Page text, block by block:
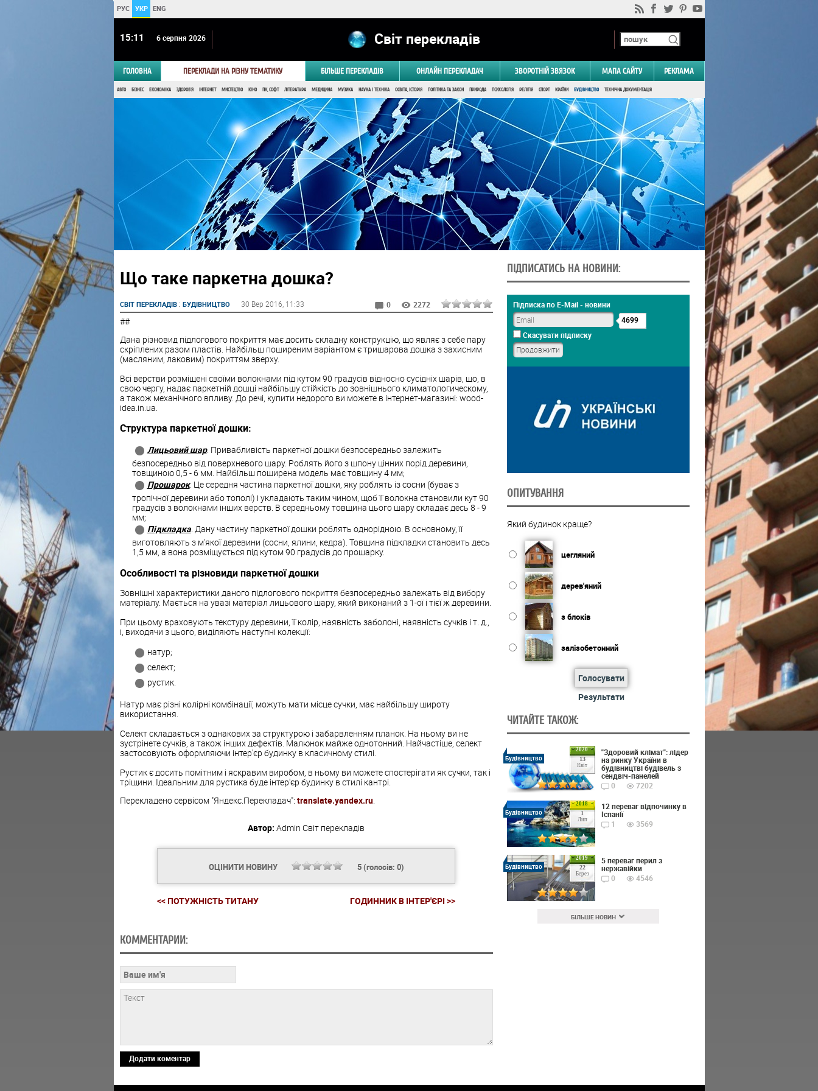
РУС УКР ENG
15 11 6 серпня 2026 Світ перекладів
ГОЛОВНА ПЕРЕКЛАДИ НА РІЗНУ ТЕМАТИКУ БІЛЬШЕ ПЕРЕКЛАДІВ ОНЛАЙН ПЕРЕКЛАДАЧ ЗВОРОТНІЙ ЗВЯЗОК МАПА САЙТУ РЕКЛАМА
АВТО БІЗНЕС ЕКОНОМІКА ЗДОРОВ'Я ІНТЕРНЕТ МИСТЕЦТВО КІНО ПК, СОФТ ЛІТЕРАТУРА МЕДИЦИНА МУЗИКА НАУКА І ТЕХНІКА ОСВІТА, ІСТОРІЯ ПОЛІТИКА ТА ЗАКОН ПРИРОДА ПСИХОЛОГІЯ РЕЛІГІЯ СПОРТ КРАЇНИ БУДІВНИЦТВО ТЕХНІЧНА ДОКУМЕНТАЦІЯ
Що таке паркетна дошка?
СВІТ ПЕРЕКЛАДІВ: БУДІВНИЦТВО 30 Вер 2016 , 11:33 0 2272
##
Дана різновид підлогового покриття має досить складну конструкцію, що являє з себе пару
скріплених разом пластів. Найбільш поширеним варіантом є тришарова дошка з захисним
(масляним, лаковим) покриттям зверху.
Всі верстви розміщені своїми волокнами під кутом 90 градусів відносно сусідніх шарів, що, в
свою чергу, надає паркетній дошці найбільшу стійкість до зовнішнього климатологическому,
а також механічного впливу. До речі, купити недорого ви можете в інтернет-магазині: wood-
idea.in.ua.
Структура паркетної дошки:
Лицьовий шар. Привабливість паркетної дошки безпосередньо залежить
безпосередньо від поверхневого шару. Роблять його з шпону цінних порід деревини,
товщиною 0,5 - 6 мм. Найбільш поширена модель має товщину 4 мм;
Прошарок. Це середня частина паркетної дошки, яку роблять із сосни (буває з
тропічної деревини або тополі) і укладають таким чином, щоб її волокна становили кут 90
градусів з волокнами інших верств. В середньому товщина цього шару складає десь 8 - 9
мм;
Підкладка. Дану частину паркетної дошки роблять однорідною. В основному, її
виготовляють з м'якої деревини (сосни, ялини, кедра). Товщина підкладки становить десь
1,5 мм, а вона розміщується під кутом 90 градусів до прошарку.
Особливості та різновиди паркетної дошки
Зовнішні характеристики даного підлогового покриття безпосередньо залежать від вибору
матеріалу. Мається на увазі матеріал лицьового шару, який виконаний з 1-ої і тієї ж деревини.
При цьому враховують текстуру деревини, її колір, наявність заболоні, наявність сучків і т. д.,
і, виходячи з цього, виділяють наступні колекції:
натур;
селект;
рустик.
Натур має різні колірні комбінації, можуть мати місце сучки, має найбільшу широту
використання.
Селект складається з однакових за структурою і забарвленням планок. На ньому ви не
зустрінете сучків, а також інших дефектів. Малюнок майже однотонний. Найчастіше, селект
застосовують оформляючи інтер'єр будинку в класичному стилі.
Рустик є досить помітним і яскравим виробом, в ньому ви можете спостерігати як сучки, так і
тріщини. Ідеальним для рустика буде інтер'єр будинку в стилі кантрі.
Перекладено сервісом "Яндекс.Перекладач": translate.yandex.ru.
Автор: Admin Світ перекладів
ОЦІНИТИ НОВИНУ 5(голосів: 0)
<< ПОТУЖНІСТЬ ТИТАНУ ГОДИННИК В ІНТЕР'ЄРІ >>
КОММЕНТАРИИ:
Додати коментар
ПІДПИСАТИСЬ НА НОВИНИ:
Підписка по E-Mail - новини
4699
Скасувати підписку
ОПИТУВАННЯ
Який будинок краще?
цегляний
дерев'яний
з блоків
залізобетонний
Голосувати
Результати
ЧИТАЙТЕ ТАКОЖ:
2020
13
Квіт
Будівництво
"Здоровий клімат": лідер
на ринку України в
будівництві будівель з
сендвіч-панелей
0
7202
2018
1
Лип
Будівництво
12 переваг відпочинку в
Іспанії
1
3569
2019
22
Берез
Будівництво
5 переваг перил з
нержавійки
0
4546
БІЛЬШЕ НОВИН